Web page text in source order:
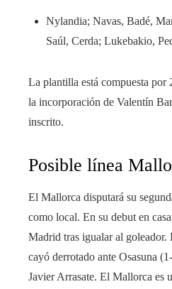
Nylandia; Navas, Badé,
Saúl, Cerda; Lukebakio,
La plantilla está compuesta por
la incorporación de Valentín
inscrito.
Posible línea
El Mallorca disputará su
como local. En su debut en
Madrid tras igualar al goleador.
cayó derrotado ante Osasuna
Javier Arrasate. El Mallorca es